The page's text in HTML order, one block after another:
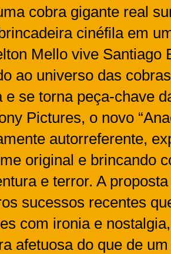
cobra gigante real
cinéfila em
Mello vive Santiago
ao universo das
e se torna peça-chave
Pictures, o novo
autorreferente,
original e brincando
e terror. A
sucessos recentes
com ironia e
afetuosa do que de